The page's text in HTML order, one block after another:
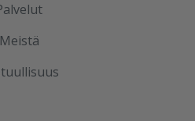
Meistä